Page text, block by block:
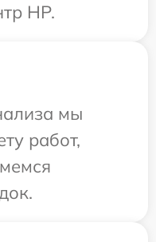
HP.
мы
работ,